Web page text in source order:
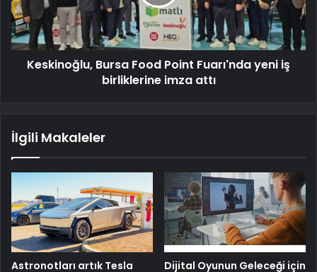
Keskinoğlu, Bursa Food Point Fuarı'nda yeni iş
birliklerine imza attı
İlgili Makaleler
Astronotları artık Tesla
Dijital Oyunun Geleceği için